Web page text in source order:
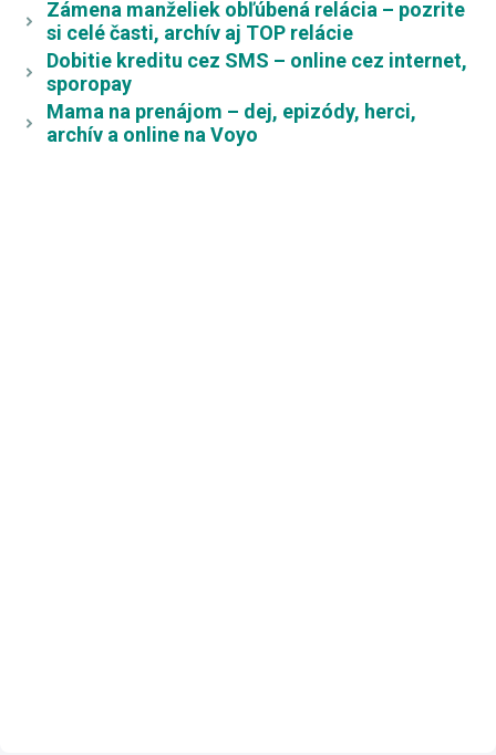
Zámena manželiek obľúbená relácia – pozrite
si celé časti, archív aj TOP relácie
Dobitie kreditu cez SMS – online cez internet,
sporopay
Mama na prenájom – dej, epizódy, herci,
archív a online na Voyo